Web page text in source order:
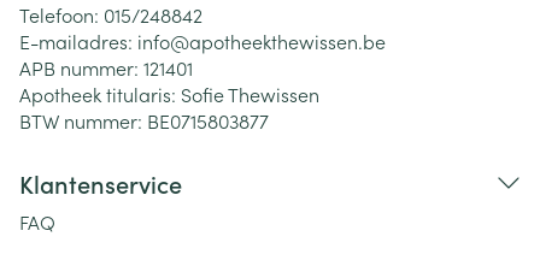
Telefoon: 015/248842
E-mailadres: info@apotheekthewissen.be
APB nummer: 121401
Apotheek titularis: Sofie Thewissen
BTW nummer: BE0715803877
Klantenservice
FAQ